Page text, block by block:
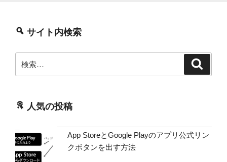
サイト内検索
索:
人気の投稿
App StoreとGoogle Playのアプリ公式リン
クボタンを出す方法